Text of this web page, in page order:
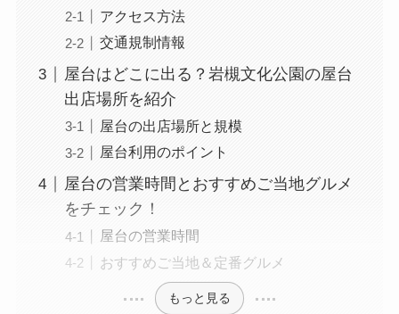
アクセス方法
交通規制情報
屋台はどこに出る？岩槻文化公園の屋台
出店場所を紹介
屋台の出店場所と規模
屋台利用のポイント
屋台の営業時間とおすすめご当地グルメ
をチェック！
屋台の営業時間
おすすめご当地＆定番グルメ
もっと見る